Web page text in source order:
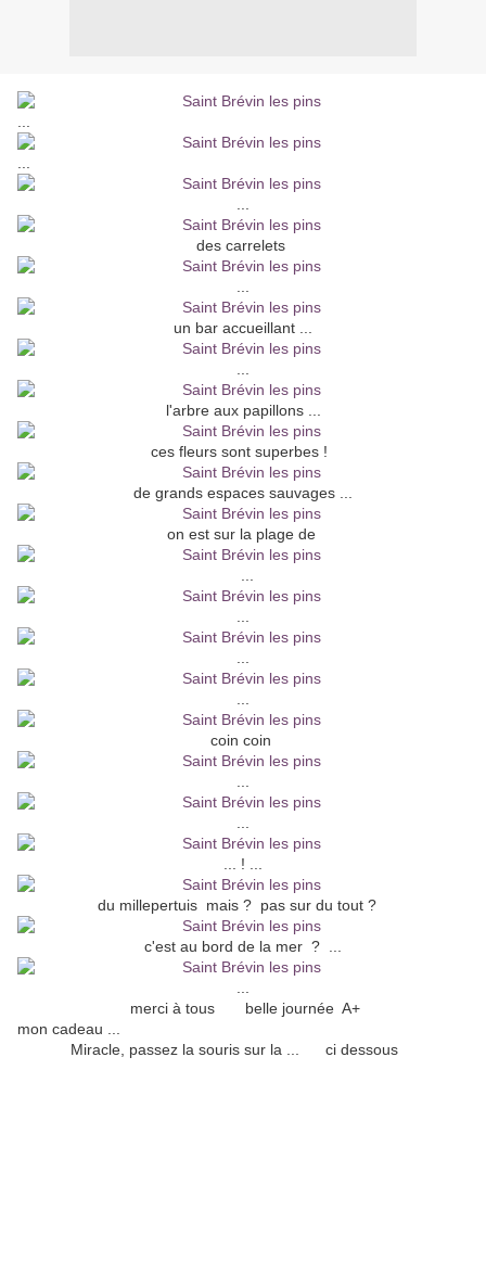
des carrelets
un bar accueillant ...
l'arbre aux papillons ...
ces fleurs sont superbes !
de grands espaces sauvages ...
on est sur la plage de
coin coin
... ! ...
du millepertuis mais ? pas sur du tout ?
c'est au bord de la mer ? ...
merci à tous belle journée A+
mon cadeau ...
Miracle, passez la souris sur la ... ci dessous